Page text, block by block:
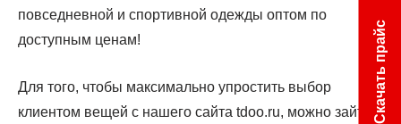
Женская одежда CEP
Женская одежда Diadora
Женская одежда LEVIS
Женская одежда CRAFT
повседневной и спортивной одежды оптом по
доступным ценам!
Для того, чтобы максимально упростить выбор
клиентом вещей с нашего сайта tdoo.ru, можно зайти в
Скачать прайс